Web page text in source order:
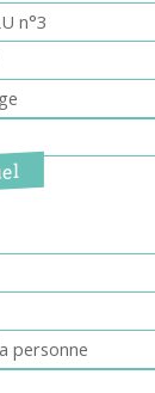
n°3
personne